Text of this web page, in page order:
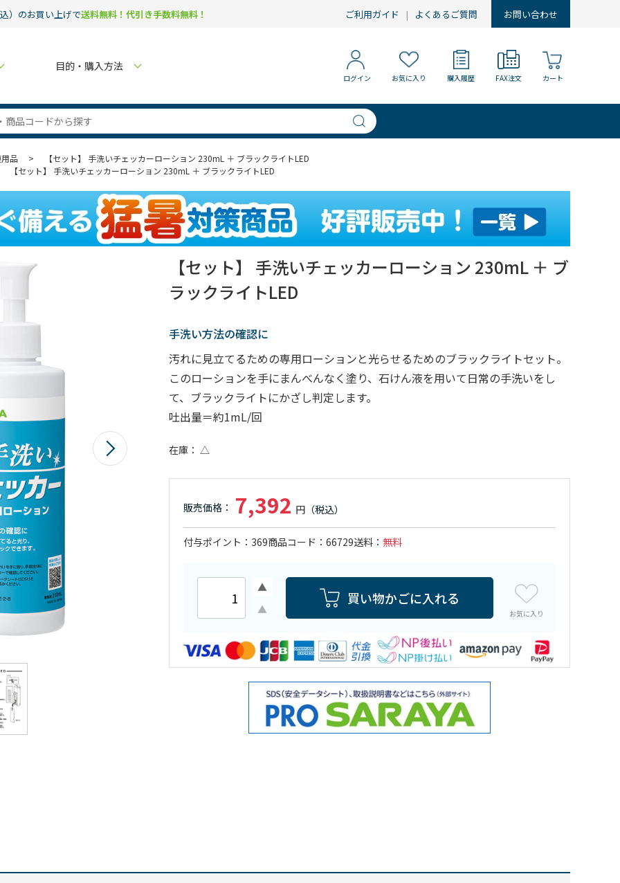
）のお買い上げで送料無料！代引き手数料無料！ ご利用ガイド よくあるご質問 お問い合わせ
目的・購入方法
ログイン お気に入り 購入履歴 FAX注文 カート
品 >
【セット】 手洗いチェッカーローション 230mL ＋ ブラックライトLED
【セット】 手洗いチェッカーローション 230mL ＋ ブラックライトLED
【セット】 手洗いチェッカーローション 230mL ＋ ブ
ラックライトLED
手洗い方法の確認に
汚れに見立てるための専用ローションと光らせるためのブラックライトセット。
このローションを手にまんべんなく塗り、石けん液を用いて日常の手洗いをし
て、ブラックライトにかざし判定します。
吐出量＝約1mL/回
在庫 △
7,392
付与ポイント 369商品コード 66729送料 無料
買い物かごに入れる
お気に入り